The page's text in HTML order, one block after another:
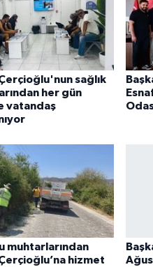
sağlık
her gün
vatandaş
muhtarlarından
hizmet